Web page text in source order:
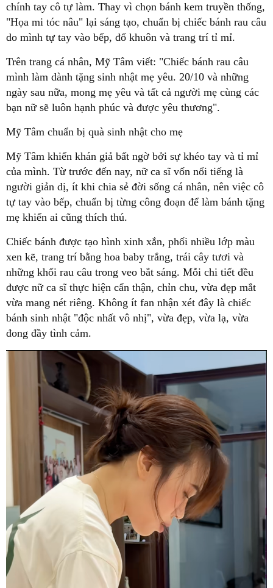
chính tay cô tự làm. Thay vì chọn bánh kem truyền thống,
"Họa mi tóc nâu" lại sáng tạo, chuẩn bị chiếc bánh rau câu
do mình tự tay vào bếp, đổ khuôn và trang trí tỉ mỉ.
Trên trang cá nhân, Mỹ Tâm viết: "Chiếc bánh rau câu
mình làm dành tặng sinh nhật mẹ yêu. 20/10 và những
ngày sau nữa, mong mẹ yêu và tất cả người mẹ cùng các
bạn nữ sẽ luôn hạnh phúc và được yêu thương".
Mỹ Tâm chuẩn bị quà sinh nhật cho mẹ
Mỹ Tâm khiến khán giả bất ngờ bởi sự khéo tay và tỉ mỉ
của mình. Từ trước đến nay, nữ ca sĩ vốn nổi tiếng là
người giản dị, ít khi chia sẻ đời sống cá nhân, nên việc cô
tự tay vào bếp, chuẩn bị từng công đoạn để làm bánh tặng
mẹ khiến ai cũng thích thú.
Chiếc bánh được tạo hình xinh xắn, phối nhiều lớp màu
xen kẽ, trang trí bằng hoa baby trắng, trái cây tươi và
những khối rau câu trong veo bắt sáng. Mỗi chi tiết đều
được nữ ca sĩ thực hiện cẩn thận, chỉn chu, vừa đẹp mắt
vừa mang nét riêng. Không ít fan nhận xét đây là chiếc
bánh sinh nhật "độc nhất vô nhị", vừa đẹp, vừa lạ, vừa
đong đầy tình cảm.